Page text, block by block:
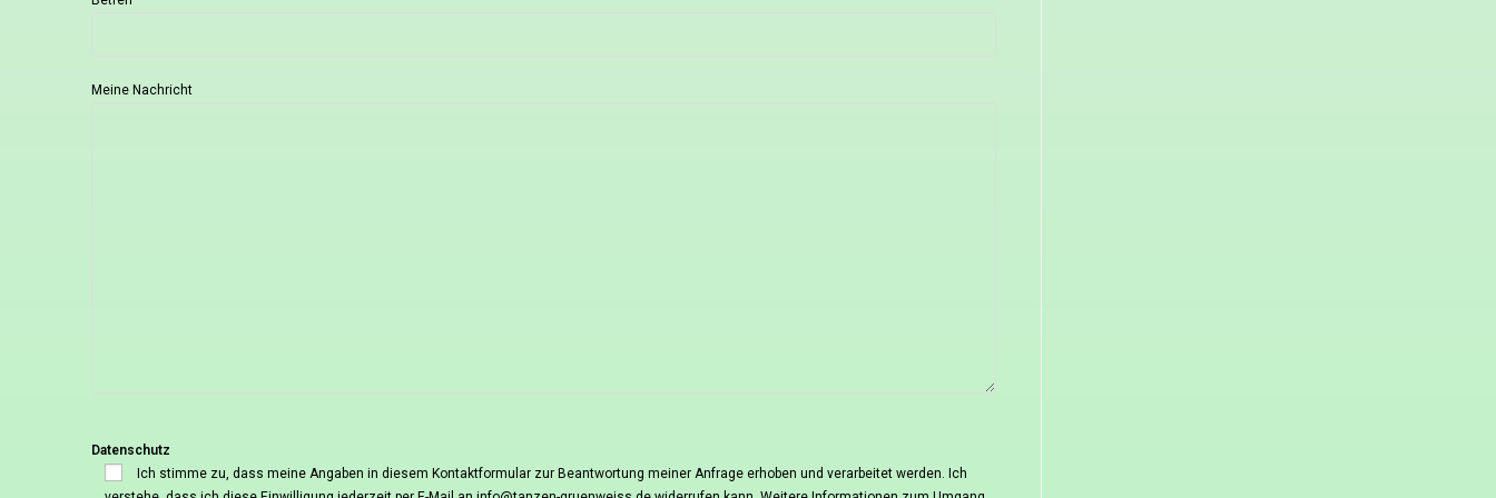
Meine Nachricht
Datenschutz
Ich stimme zu, dass meine Angaben in diesem Kontaktformular zur Beantwortung meiner Anfrage erhoben und verarbeitet werden. Ich